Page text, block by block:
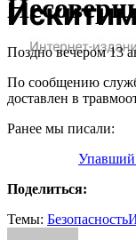
Поздно вечером 13
По сообщению
доставлен в
Ранее мы писали:
Упавший
Поделиться:
Темы: Безопасность